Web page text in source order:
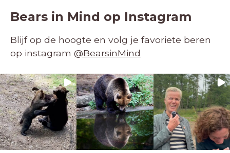
Bears in Mind op Instagram
Blijf op de hoogte en volg je favoriete beren
op instagram @BearsinMind